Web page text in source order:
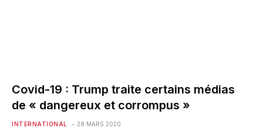
Covid-19 : Trump traite certains médias
de « dangereux et corrompus »
INTERNATIONAL 28 MARS 2020